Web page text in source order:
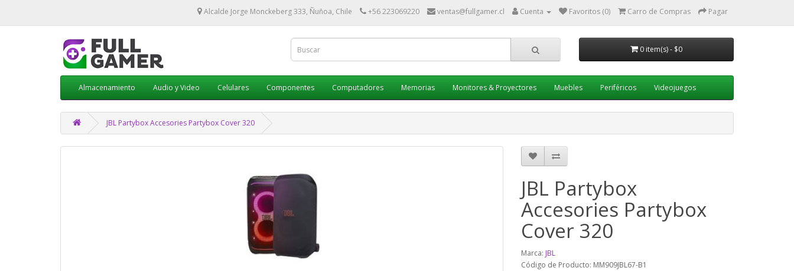
Alcalde Jorge Monckeberg 333, Ñuñoa, Chile +56 223069220 ventas@fullgamer.cl Cuenta Favoritos (0) Carro de Compras Pagar
0 item(s) - $0
Almacenamiento Audio y Video Celulares Componentes Computadores Memorias Monitores & Proyectores Muebles Periféricos Videojuegos
JBL Partybox Accesories Partybox Cover 320
JBL Partybox
Accesories Partybox
Cover 320
Marca: JBL
Código de Producto: MM909JBL67-B1